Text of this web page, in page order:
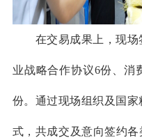
在交易成果上，现场
业战略合作协议6份、消
份。通过现场组织及国
式，共成交及意向签约